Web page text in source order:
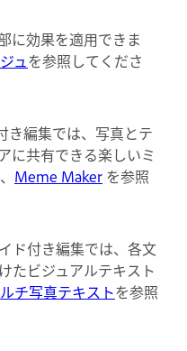
に効果を適用できま
ュ を参照してくださ
き編集では、写真とテ
に共有できる楽しいミ
Meme Maker を参照
ド付き編集では、各文
たビジュアルテキスト
チ写真テキストを参照